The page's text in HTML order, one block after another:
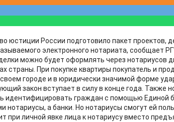
юстиции России подготовило пакет проектов,
электронного нотариата, сообщает
можно будет оформлять через нотариусов
страны. При покупке квартиры покупатель и
городе и в юридически значимой форме
закон вступает в силу в конце года. Также
идентифицировать граждан с помощью Единой
нотариусы, а банки. Но нотариусы смогут ей
при личной явке лица к нотариусу вместо